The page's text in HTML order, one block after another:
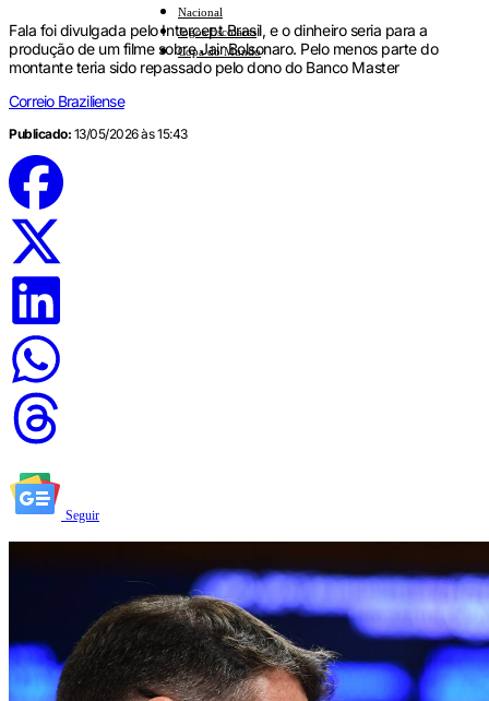
Nacional
Jogos Escolares
Copa do Mundo
Fala foi divulgada pelo Intercept Brasil, e o dinheiro seria para a
produção de um filme sobre Jair Bolsonaro. Pelo menos parte do
montante teria sido repassado pelo dono do Banco Master
Correio Braziliense
Publicado: 13/05/2026 às 15:43
Seguir